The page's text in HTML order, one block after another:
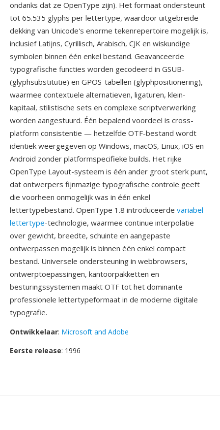
ondanks dat ze OpenType zijn). Het formaat ondersteunt
tot 65.535 glyphs per lettertype, waardoor uitgebreide
dekking van Unicode's enorme tekenrepertoire mogelijk is,
inclusief Latijns, Cyrillisch, Arabisch, CJK en wiskundige
symbolen binnen één enkel bestand. Geavanceerde
typografische functies worden gecodeerd in GSUB-
(glyphsubstitutie) en GPOS-tabellen (glyphpositionering),
waarmee contextuele alternatieven, ligaturen, klein-
kapitaal, stilistische sets en complexe scriptverwerking
worden aangestuurd. Één bepalend voordeel is cross-
platform consistentie — hetzelfde OTF-bestand wordt
identiek weergegeven op Windows, macOS, Linux, iOS en
Android zonder platformspecifieke builds. Het rijke
OpenType Layout-systeem is één ander groot sterk punt,
dat ontwerpers fijnmazige typografische controle geeft
die voorheen onmogelijk was in één enkel
lettertypebestand. OpenType 1.8 introduceerde variabel
lettertype-technologie, waarmee continue interpolatie
over gewicht, breedte, schuinte en aangepaste
ontwerpassen mogelijk is binnen één enkel compact
bestand. Universele ondersteuning in webbrowsers,
ontwerptoepassingen, kantoorpakketten en
besturingssystemen maakt OTF tot het dominante
professionele lettertypeformaat in de moderne digitale
typografie.
Ontwikkelaar: Microsoft and Adobe
Eerste release: 1996